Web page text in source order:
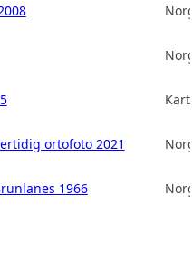
ortofoto 2021
1966